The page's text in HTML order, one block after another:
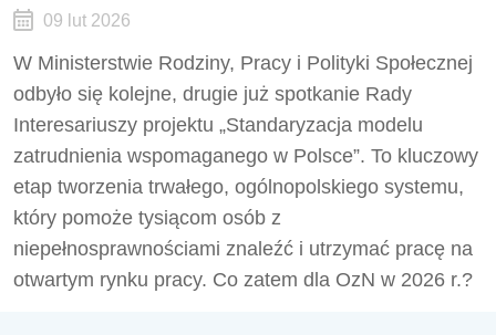
09 lut 2026
W Ministerstwie Rodziny, Pracy i Polityki Społecznej
odbyło się kolejne, drugie już spotkanie Rady
Interesariuszy projektu „Standaryzacja modelu
zatrudnienia wspomaganego w Polsce”. To kluczowy
etap tworzenia trwałego, ogólnopolskiego systemu,
który pomoże tysiącom osób z
niepełnosprawnościami znaleźć i utrzymać pracę na
otwartym rynku pracy. Co zatem dla OzN w 2026 r.?